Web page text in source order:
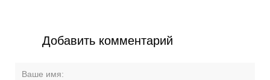
Добавить комментарий